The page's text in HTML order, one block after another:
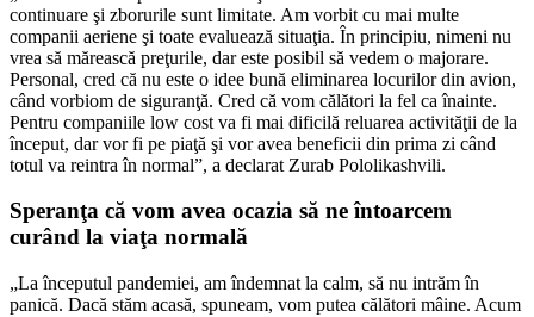
continuare şi zborurile sunt limitate. Am vorbit cu mai multe
companii aeriene şi toate evaluează situaţia. În principiu, nimeni nu
vrea să mărească preţurile, dar este posibil să vedem o majorare.
Personal, cred că nu este o idee bună eliminarea locurilor din avion,
când vorbiom de siguranţă. Cred că vom călători la fel ca înainte.
Pentru companiile low cost va fi mai dificilă reluarea activităţii de la
început, dar vor fi pe piaţă şi vor avea beneficii din prima zi când
totul va reintra în normal”, a declarat Zurab Pololikashvili.
Speranţa că vom avea ocazia să ne întoarcem
curând la viaţa normală
„La începutul pandemiei, am îndemnat la calm, să nu intrăm în
panică. Dacă stăm acasă, spuneam, vom putea călători mâine. Acum